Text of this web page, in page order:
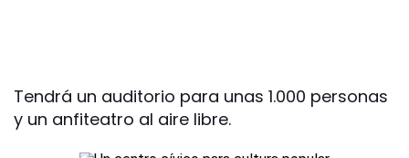
Tendrá un auditorio para unas 1.000 personas
y un anfiteatro al aire libre.